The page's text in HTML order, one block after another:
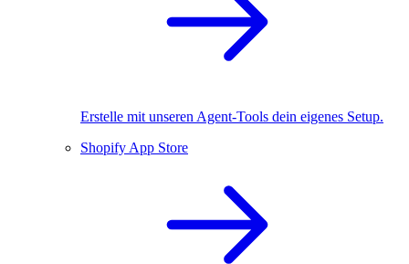
Erstelle mit unseren Agent-Tools dein eigenes Setup.
Shopify App Store